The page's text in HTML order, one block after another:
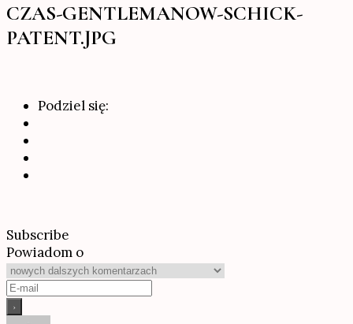
CZAS-GENTLEMANOW-SCHICK-
PATENT.JPG
Podziel się:
Subscribe
Powiadom o